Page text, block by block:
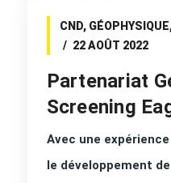
CND, GÉOPHYSIQUE
22 AOÛT 2022
Partenariat
Screening
Avec une
le développement